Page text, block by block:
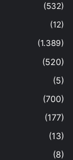
(532)
(12)
(1.389)
(520)
(5)
(700)
(177)
(13)
(8)